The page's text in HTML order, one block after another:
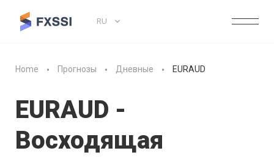
RU
Home Прогнозы Дневные EURAUD
EURAUD -
Восходящая